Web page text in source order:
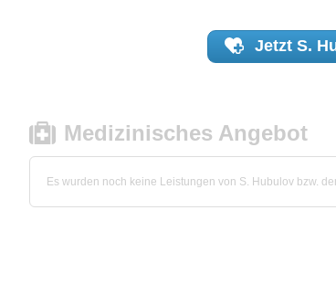
JetztS.
Medizinisches Angebot
Es wurden noch keine Leistungen von S. Hubulov bzw.